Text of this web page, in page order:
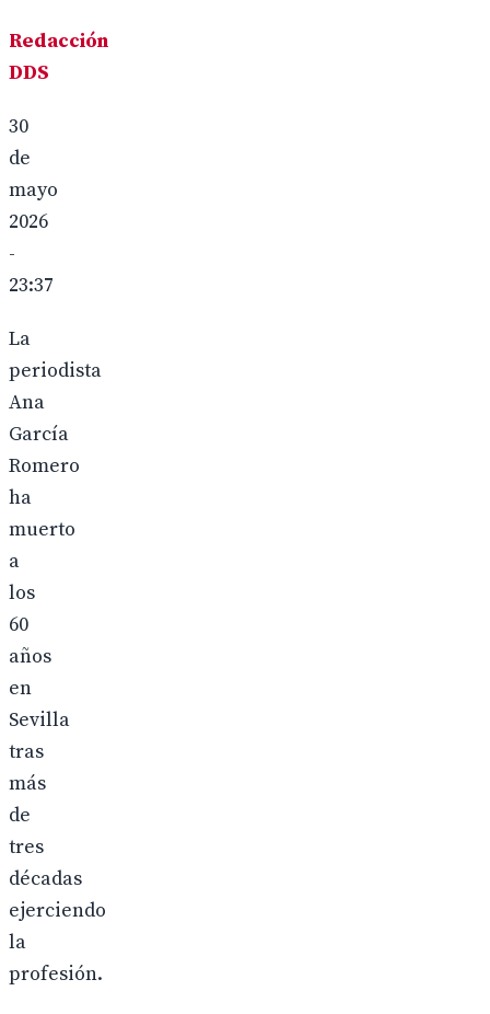
Redacción
DDS
30
de
mayo
2026
-
23:37
La
periodista
Ana
García
Romero
ha
muerto
a
los
60
años
en
Sevilla
tras
más
de
tres
décadas
ejerciendo
la
profesión.